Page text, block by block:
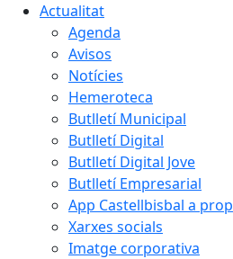
Actualitat
Agenda
Avisos
Notícies
Hemeroteca
Butlletí Municipal
Butlletí Digital
Butlletí Digital Jove
Butlletí Empresarial
App Castellbisbal a prop
Xarxes socials
Imatge corporativa